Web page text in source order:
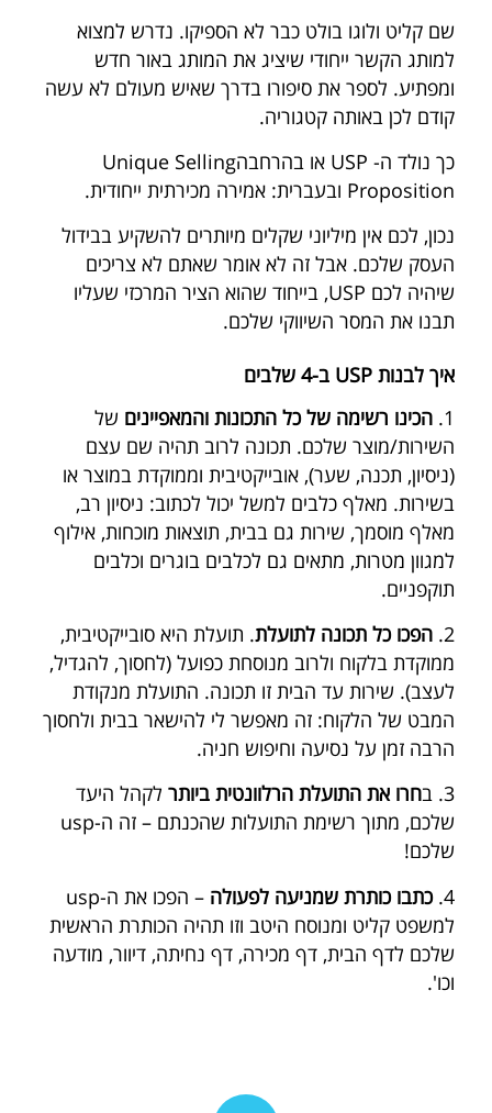
שם קליט ולוגו בולט כבר לא הספיקו. נדרש למצוא
למותג הקשר ייחודי שיציג את המותג באור חדש
ומפתיע. לספר את סיפורו בדרך שאיש מעולם לא עשה
קודם לכן באותה קטגוריה.
כך נולד ה- USP או בהרחבהUnique Selling
Proposition ובעברית: אמירה מכירתית ייחודית.
נכון, לכם אין מיליוני שקלים מיותרים להשקיע בבידול
העסק שלכם. אבל זה לא אומר שאתם לא צריכים
שיהיה לכם USP, בייחוד שהוא הציר המרכזי שעליו
תבנו את המסר השיווקי שלכם.
איך לבנות USP ב-4 שלבים
1. הכינו רשימה של כל התכונות והמאפיינים של
השירות/מוצר שלכם. תכונה לרוב תהיה שם עצם
(ניסיון, תכנה, שער), אובייקטיבית וממוקדת במוצר או
בשירות. מאלף כלבים למשל יכול לכתוב: ניסיון רב,
מאלף מוסמך, שירות גם בבית, תוצאות מוכחות, אילוף
למגוון מטרות, מתאים גם לכלבים בוגרים וכלבים
תוקפניים.
2. הפכו כל תכונה לתועלת. תועלת היא סובייקטיבית,
ממוקדת בלקוח ולרוב מנוסחת כפועל (לחסוך, להגדיל,
לעצב). שירות עד הבית זו תכונה. התועלת מנקודת
המבט של הלקוח: זה מאפשר לי להישאר בבית ולחסוך
הרבה זמן על נסיעה וחיפוש חניה.
3. ב
חרו את התועלת הרלוונטית ביותרלקהל היעד
שלכם, מתוך רשימת התועלות שהכנתם – זה ה-usp
שלכם!
4. כתבו כותרת שמניעה לפעולה
– הפכו את ה-usp
למשפט קליט ומנוסח היטב וזו תהיה הכותרת הראשית
שלכם לדף הבית, דף מכירה, דף נחיתה, דיוור, מודעה
וכו'.